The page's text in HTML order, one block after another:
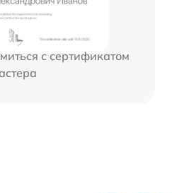
с сертификатом